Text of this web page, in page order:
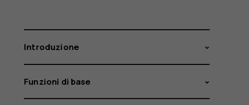
Introduzione
Funzioni di base